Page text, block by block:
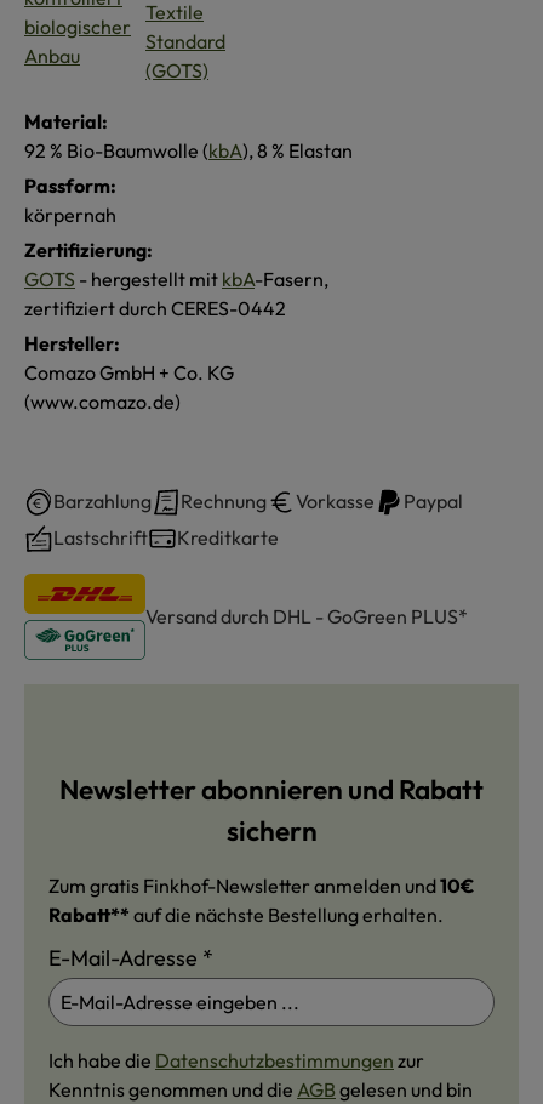
Material:
92 % Bio-Baumwolle (kbA), 8 % Elastan
Passform:
körpernah
Zertifizierung:
GOTS - hergestellt mit kbA-Fasern,
zertifiziert durch CERES-0442
Hersteller:
Comazo GmbH + Co. KG
(www.comazo.de)
Barzahlung Rechnung Vorkasse
Paypal
Lastschrift
Kreditkarte
Versand durch DHL - GoGreen PLUS*
Newsletter abonnieren und Rabatt
sichern
Zum gratis Finkhof-Newsletter anmelden und10€
Rabatt** auf die nächste Bestellung erhalten.
E-Mail-Adresse *
Ich habe die Datenschutzbestimmungen zur
Kenntnis genommen und die AGB gelesen und bin